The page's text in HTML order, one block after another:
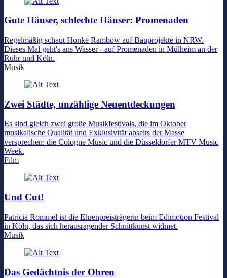
Gute Häuser, schlechte Häuser: Promenaden
Regelmäßig schaut Honke Rambow auf Bauprojekte in NRW.
Dieses Mal geht's ans Wasser - auf Promenaden in Mülheim an der
Ruhr und Köln.
Musik
Zwei Städte, unzählige Neuentdeckungen
Es sind gleich zwei große Musikfestivals, die im Oktober
musikalische Qualität und Exklusivität abseits der Masse
versprechen: die Cologne Music und die Düsseldorfer MTV Music
Week.
Film
Und Cut!
Patricia Rommel ist die Ehrenpreisträgerin beim Edimotion Festival
in Köln, das sich herausragender Schnittkunst widmet.
Musik
Das Gedächtnis der Ohren